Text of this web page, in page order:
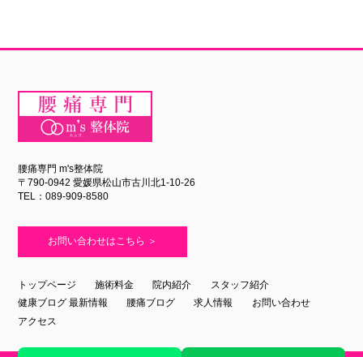
腰痛専門 m's整体院
〒790-0942 愛媛県松山市古川北1-10-26
TEL：089-909-8580
お問い合わせはこちら ＞
トップページ 施術料金 院内紹介
スタッフ紹介
健康ブログ 最新情報
腰痛ブログ 求人情報
お問い合わせ
アクセス